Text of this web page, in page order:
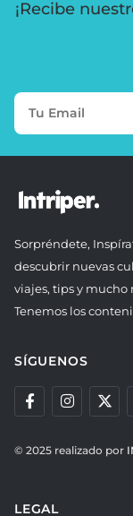
¡Recibe
Sorpréndete,
descubrir nuevas
viajes, tips y mucho
Tenemos los
SÍGUENOS
© 2025 realizado por
LEGAL